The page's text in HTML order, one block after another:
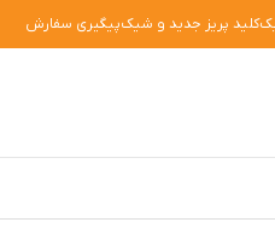
کلید پریز جدید و شیکپیگیری سفارش